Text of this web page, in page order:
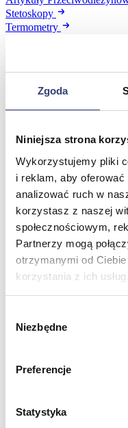
Zgoda
Niniejsza strona
Wykorzystujemy pliki
i reklam, aby oferować
analizować ruch w
korzystasz z naszej
społecznościowym,
Partnerzy mogą
otrzymanymi od
korzystania z ich usług.
zgody
Niezbędne
Preferencje
Statystyka
Stetoskopy
Termometry
Pielęgnacja mebli
Taborety i krzesła
Stoły
Parawany
Fotele
Zobacz wszystko
Spa & Wellness
Wróć
Fotele do masażu
Zdrowie i uroda
Wróć